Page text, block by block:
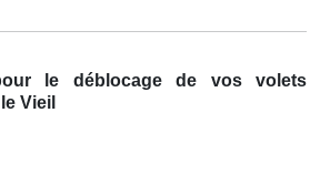
le déblocage de vos volets
Vieil